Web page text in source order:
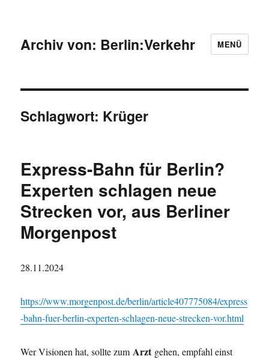
Archiv von: Berlin:Verkehr MENÜ
Schlagwort: Krüger
Express-Bahn für Berlin?
Experten schlagen neue
Strecken vor, aus Berliner
Morgenpost
28.11.2024
https://www.morgenpost.de/berlin/article407775084/express
-bahn-fuer-berlin-experten-schlagen-neue-strecken-vor.html
Wer Visionen hat, sollte zum Arzt gehen, empfahl einst